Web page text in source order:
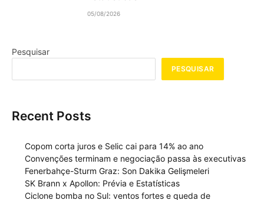
05/08/2026
Pesquisar
PESQUISAR
Recent Posts
Copom corta juros e Selic cai para 14% ao ano
Convenções terminam e negociação passa às executivas
Fenerbahçe-Sturm Graz: Son Dakika Gelişmeleri
SK Brann x Apollon: Prévia e Estatísticas
Ciclone bomba no Sul: ventos fortes e queda de